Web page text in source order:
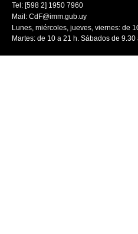
Tel: [598 2] 1950 7960
Mail: CdF@imm.gub.uy
Lunes, miércoles, jueves, viernes: de
Martes: de 10 a 21 h. Sábados de 9.30